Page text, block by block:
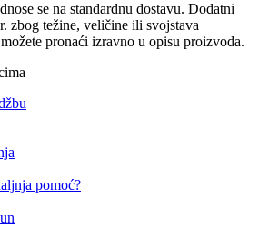
se na standardnu ​​dostavu. Dodatni
zbog težine, veličine ili svojstava
pronaći izravno u opisu proizvoda.
pomoć?